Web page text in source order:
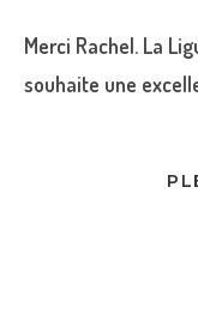
Merci Rachel. La
souhaite une